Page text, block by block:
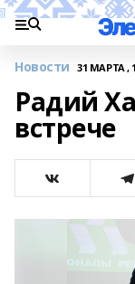
Новости 31 МАРТА ,
Радий
встрече